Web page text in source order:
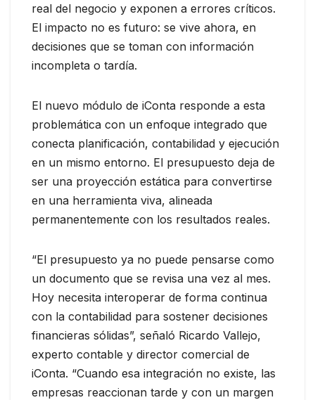
real del negocio y exponen a errores críticos.
El impacto no es futuro: se vive ahora, en
decisiones que se toman con información
incompleta o tardía.
El nuevo módulo de iConta responde a esta
problemática con un enfoque integrado que
conecta planificación, contabilidad y ejecución
en un mismo entorno. El presupuesto deja de
ser una proyección estática para convertirse
en una herramienta viva, alineada
permanentemente con los resultados reales.
“El presupuesto ya no puede pensarse como
un documento que se revisa una vez al mes.
Hoy necesita interoperar de forma continua
con la contabilidad para sostener decisiones
financieras sólidas”, señaló Ricardo Vallejo,
experto contable y director comercial de
iConta. “Cuando esa integración no existe, las
empresas reaccionan tarde y con un margen